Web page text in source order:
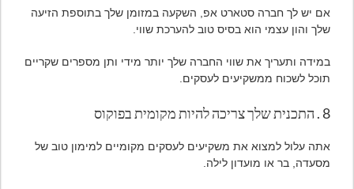
אם יש לך חברה סטארט אפ, השקעה במזומן שלך בתוספת הזיעה
שלך והון עצמי הוא בסיס טוב להערכת שווי.
במידה ותעריך את שווי החברה שלך יותר מידי ותן מספרים שקריים
תוכל לשכוח ממשקיעים לעסקים.
8 . התכנית שלך צריכה להיות מקומית בפוקוס
אתה עלול למצוא את משקיעים לעסקים מקומיים למימון טוב של
מסעדה, בר או מועדון לילה.